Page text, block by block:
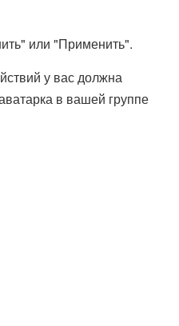
или "Применить".
у вас должна
в вашей группе